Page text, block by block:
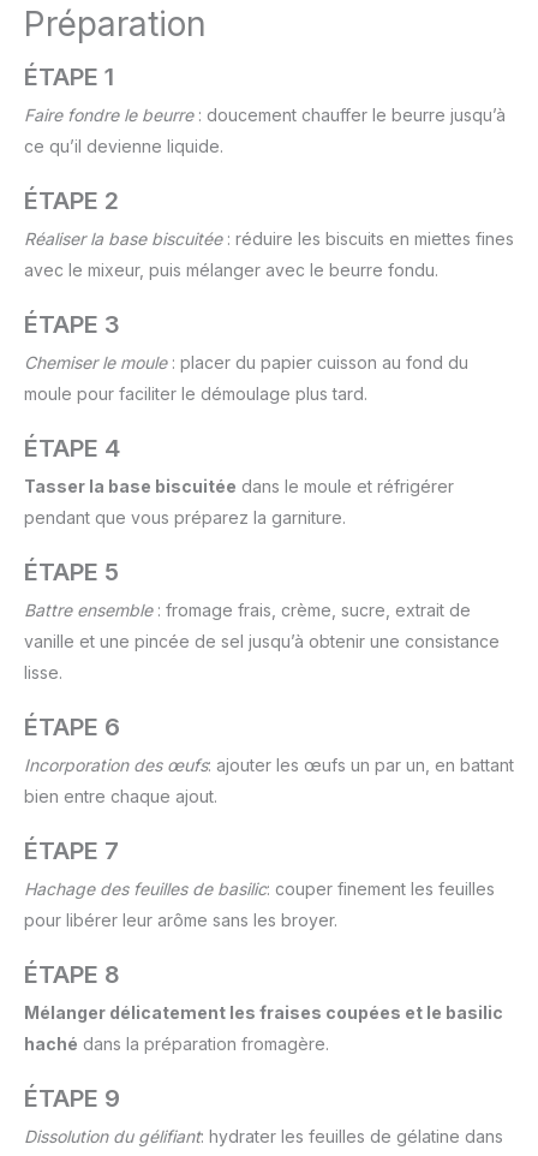
Préparation
ÉTAPE 1
Faire fondre le beurre: doucement chauffer le beurre jusqu’à
ce qu’il devienne liquide.
ÉTAPE 2
Réaliser la base biscuitée: réduire les biscuits en miettes fines
avec le mixeur, puis mélanger avec le beurre fondu.
ÉTAPE 3
Chemiser le moule: placer du papier cuisson au fond du
moule pour faciliter le démoulage plus tard.
ÉTAPE 4
Tasser la base biscuitée dans le moule et réfrigérer
pendant que vous préparez la garniture.
ÉTAPE 5
Battre ensemble: fromage frais, crème, sucre, extrait de
vanille et une pincée de sel jusqu’à obtenir une consistance
lisse.
ÉTAPE 6
Incorporation des œufs: ajouter les œufs un par un, en battant
bien entre chaque ajout.
ÉTAPE 7
Hachage des feuilles de basilic: couper finement les feuilles
pour libérer leur arôme sans les broyer.
ÉTAPE 8
Mélanger délicatement les fraises coupées et le basilic
haché dans la préparation fromagère.
ÉTAPE 9
Dissolution du gélifiant: hydrater les feuilles de gélatine dans